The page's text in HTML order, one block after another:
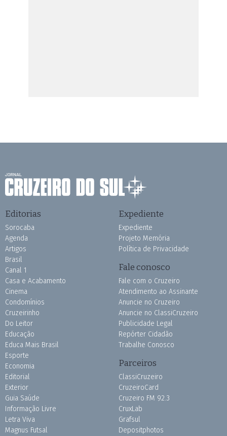
Editorias
Sorocaba
Agenda
Artigos
Brasil
Canal 1
Casa e Acabamento
Cinema
Condomínios
Cruzeirinho
Do Leitor
Educação
Educa Mais Brasil
Esporte
Economia
Editorial
Exterior
Guia Saúde
Informação Livre
Letra Viva
Magnus Futsal
Expediente
Expediente
Projeto Memória
Política de Privacidade
Fale conosco
Fale com o Cruzeiro
Atendimento ao Assinante
Anuncie no Cruzeiro
Anuncie no ClassiCruzeiro
Publicidade Legal
Repórter Cidadão
Trabalhe Conosco
Parceiros
ClassiCruzeiro
CruzeiroCard
Cruzeiro FM 92.3
CruxLab
Grafsul
Depositphotos